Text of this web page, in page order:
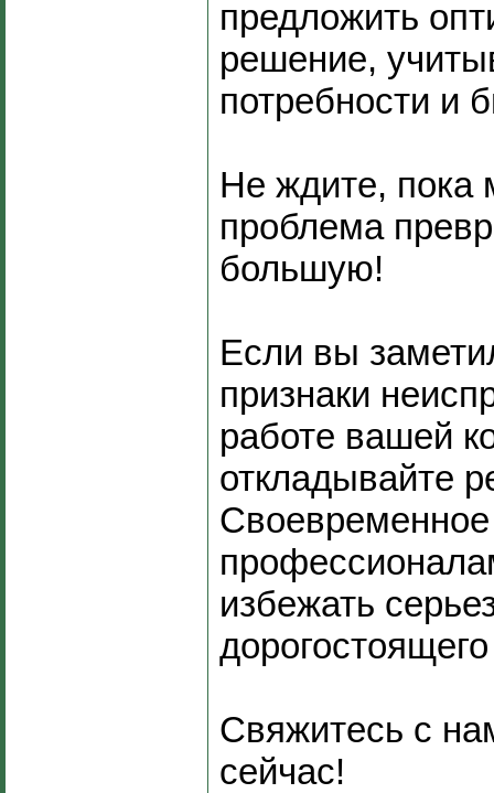
предложить
решение,
потребности и
Не ждите, пока
проблема
большую!
Если вы
признаки
работе вашей
откладывайте
избежать
Свяжитесь с
сейчас!